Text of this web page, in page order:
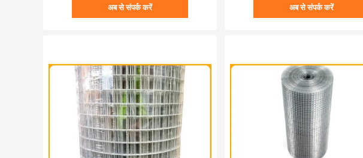
अब से संपर्क करें अब से संपर्क करें